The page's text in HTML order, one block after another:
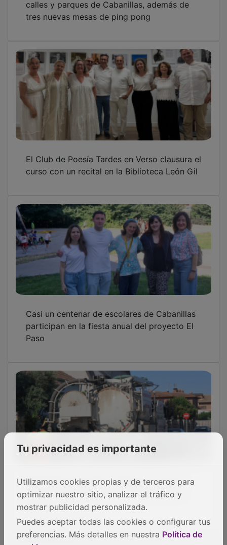
Casi un centenar de escolares de Cabanillas
participan en la fiesta anual del proyecto El
Paso
Cabanillas del Campo refuerza su red de
saneamiento con una nueva campaña de
limpieza preventiva
Tu privacidad es importante
Utilizamos cookies propias y de terceros para
optimizar nuestro sitio, analizar el tráfico y
mostrar publicidad personalizada.
Puedes aceptar todas las cookies o configurar tus
preferencias. Más detalles en nuestra Política de